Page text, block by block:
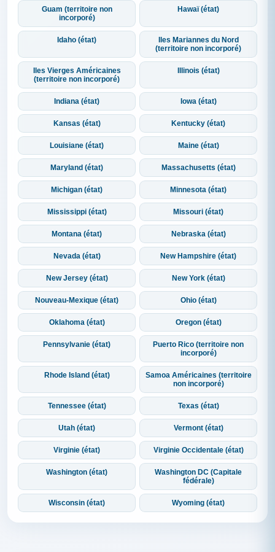
Guam (territoire non
incorporé)
Hawaï (état)
Idaho (état)
Iles Mariannes du Nord
(territoire non incorporé)
Iles Vierges Américaines
(territoire non incorporé)
Illinois (état)
Indiana (état) Iowa (état)
Kansas (état) Kentucky (état)
Louisiane (état) Maine (état)
Maryland (état) Massachusetts (état)
Michigan (état) Minnesota (état)
Mississippi (état) Missouri (état)
Montana (état) Nebraska (état)
Nevada (état) New Hampshire (état)
New Jersey (état) New York (état)
Nouveau-Mexique (état) Ohio (état)
Oklahoma (état) Oregon (état)
Pennsylvanie (état)
Puerto Rico (territoire non
incorporé)
Rhode Island (état)
Samoa Américaines (territoire
non incorporé)
Tennessee (état) Texas (état)
Utah (état) Vermont (état)
Virginie (état) Virginie Occidentale (état)
Washington (état)
Washington DC (Capitale
fédérale)
Wisconsin (état) Wyoming (état)